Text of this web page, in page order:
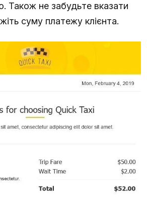
Також не забудьте вказати
суму платежу клієнта.